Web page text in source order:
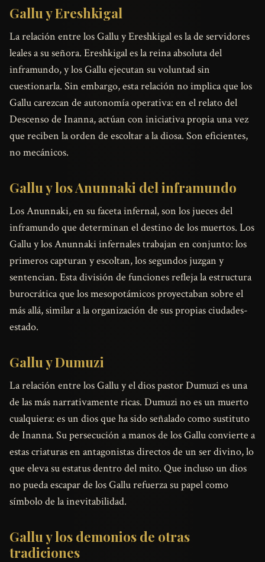
Gallu y Ereshkigal
La relación entre los Gallu y Ereshkigal es la de servidores
leales a su señora. Ereshkigal es la reina absoluta del
inframundo, y los Gallu ejecutan su voluntad sin
cuestionarla. Sin embargo, esta relación no implica que los
Gallu carezcan de autonomía operativa: en el relato del
Descenso de Inanna, actúan con iniciativa propia una vez
que reciben la orden de escoltar a la diosa. Son eficientes,
no mecánicos.
Gallu y los Anunnaki del inframundo
Los Anunnaki, en su faceta infernal, son los jueces del
inframundo que determinan el destino de los muertos. Los
Gallu y los Anunnaki infernales trabajan en conjunto: los
primeros capturan y escoltan, los segundos juzgan y
sentencian. Esta división de funciones refleja la estructura
burocrática que los mesopotámicos proyectaban sobre el
más allá, similar a la organización de sus propias ciudades-
estado.
Gallu y Dumuzi
La relación entre los Gallu y el dios pastor Dumuzi es una
de las más narrativamente ricas. Dumuzi no es un muerto
cualquiera: es un dios que ha sido señalado como sustituto
de Inanna. Su persecución a manos de los Gallu convierte a
estas criaturas en antagonistas directos de un ser divino, lo
que eleva su estatus dentro del mito. Que incluso un dios
no pueda escapar de los Gallu refuerza su papel como
símbolo de la inevitabilidad.
Gallu y los demonios de otras
tradiciones